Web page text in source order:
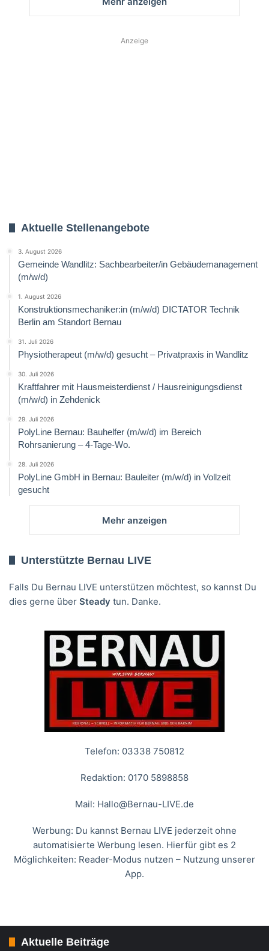
Anzeige
Aktuelle Stellenangebote
3. August 2026
Gemeinde Wandlitz: Sachbearbeiter/in Gebäudemanagement
(m/w/d)
1. August 2026
Konstruktionsmechaniker:in (m/w/d) DICTATOR Technik
Berlin am Standort Bernau
31. Juli 2026
Physiotherapeut (m/w/d) gesucht – Privatpraxis in Wandlitz
30. Juli 2026
Kraftfahrer mit Hausmeisterdienst / Hausreinigungsdienst
(m/w/d) in Zehdenick
29. Juli 2026
PolyLine Bernau: Bauhelfer (m/w/d) im Bereich
Rohrsanierung – 4-Tage-Wo.
28. Juli 2026
PolyLine GmbH in Bernau: Bauleiter (m/w/d) in Vollzeit
gesucht
Mehr anzeigen
Unterstützte Bernau LIVE
Falls Du Bernau LIVE unterstützen möchtest, so kannst Du
dies gerne über Steady tun. Danke.
Telefon: 03338 750812
Redaktion: 0170 5898858
Mail: Hallo@Bernau-LIVE.de
Werbung: Du kannst Bernau LIVE jederzeit ohne
automatisierte Werbung lesen. Hierfür gibt es 2
Möglichkeiten: Reader-Modus nutzen – Nutzung unserer
App.
Aktuelle Beiträge